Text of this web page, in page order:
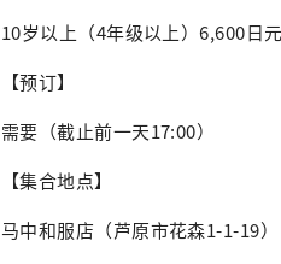
10岁以上（4年级以上）6,600日元
【预订】
需要（截止前一天17:00）
【集合地点】
马中和服店（芦原市花森1-1-19）